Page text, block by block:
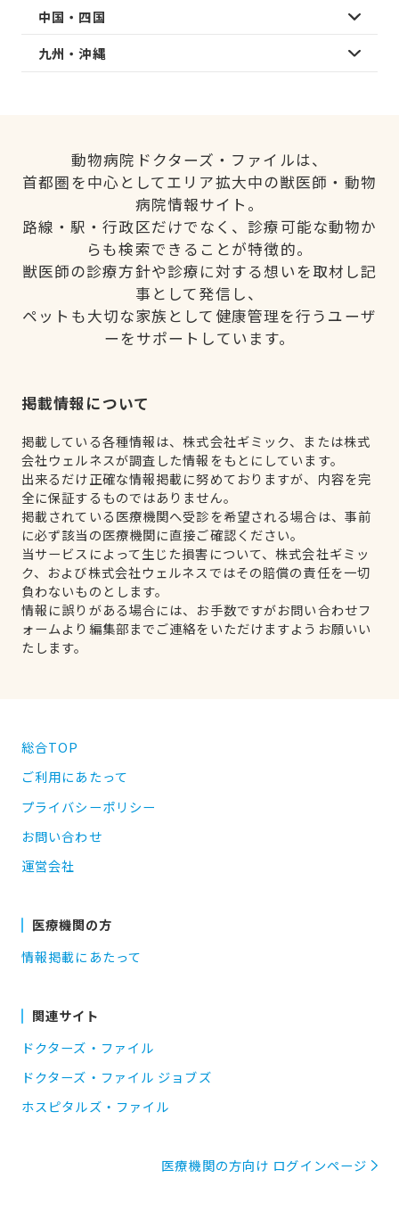
中国・四国
九州・沖縄
動物病院ドクターズ・ファイルは、
首都圏を中心としてエリア拡大中の獣医師・動物
病院情報サイト。
路線・駅・行政区だけでなく、診療可能な動物か
らも検索できることが特徴的。
獣医師の診療方針や診療に対する想いを取材し記
事として発信し、
ペットも大切な家族として健康管理を行うユーザ
ーをサポートしています。
掲載情報について
掲載している各種情報は、株式会社ギミック、または株式
会社ウェルネスが調査した情報をもとにしています。
出来るだけ正確な情報掲載に努めておりますが、内容を完
全に保証するものではありません。
掲載されている医療機関へ受診を希望される場合は、事前
に必ず該当の医療機関に直接ご確認ください。
当サービスによって生じた損害について、株式会社ギミッ
ク、および株式会社ウェルネスではその賠償の責任を一切
負わないものとします。
情報に誤りがある場合には、お手数ですがお問い合わせフ
ォームより編集部までご連絡をいただけますようお願いい
たします。
総合TOP
ご利用にあたって
プライバシーポリシー
お問い合わせ
運営会社
医療機関の方
情報掲載にあたって
関連サイト
ドクターズ・ファイル
ドクターズ・ファイル ジョブズ
ホスピタルズ・ファイル
医療機関の方向け ログインページ